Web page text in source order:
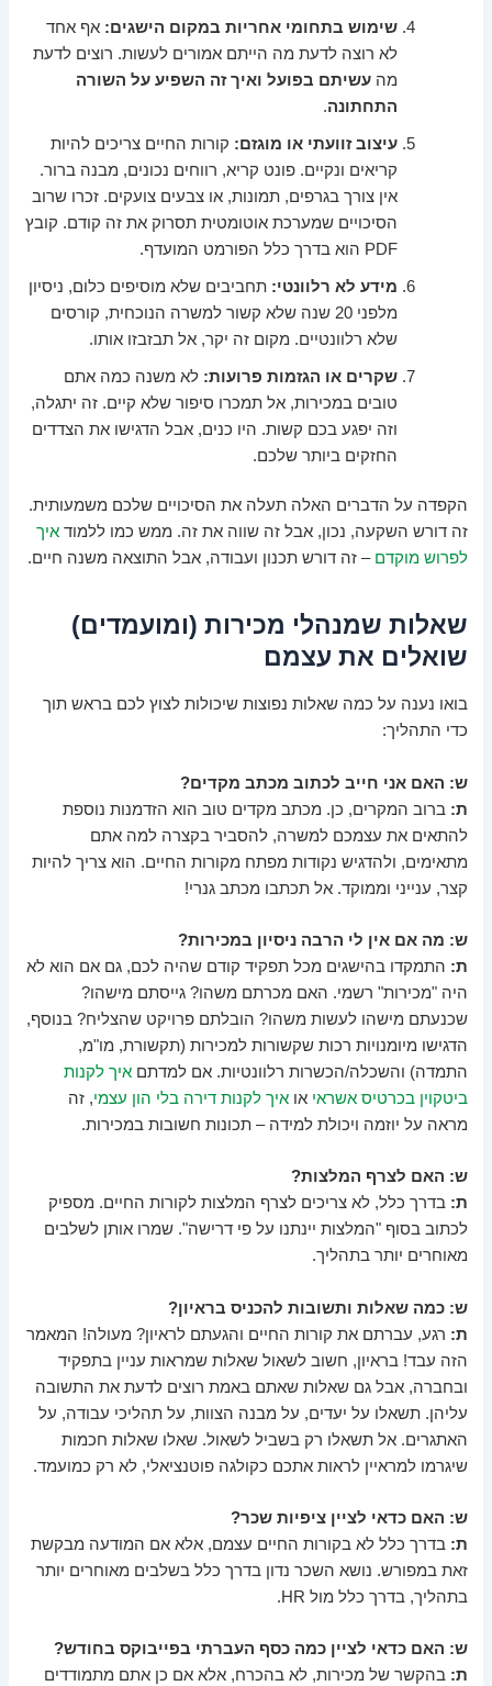
שימוש בתחומי אחריות במקום הישגים: אף אחד
לא רוצה לדעת מה הייתם אמורים לעשות. רוצים לדעת
מהעשיתם בפועל ואיך זה השפיע על השורה
התחתונה.
עיצוב זוועתי או מוגזם: קורות החיים צריכים להיות
קריאים ונקיים. פונט קריא, רווחים נכונים, מבנה ברור.
אין צורך בגרפים, תמונות, או צבעים צועקים. זכרו שרוב
הסיכויים שמערכת אוטומטית תסרוק את זה קודם. קובץ
PDF הוא בדרך כלל הפורמט המועדף.
מידע לא רלוונטי: תחביבים שלא מוסיפים כלום, ניסיון
מלפני 20 שנה שלא קשור למשרה הנוכחית, קורסים
שלא רלוונטיים. מקום זה יקר, אל תבזבזו אותו.
שקרים או הגזמות פרועות: לא משנה כמה אתם
טובים במכירות, אל תמכרו סיפור שלא קיים. זה יתגלה,
וזה יפגע בכם קשות. היו כנים, אבל הדגישו את הצדדים
החזקים ביותר שלכם.
הקפדה על הדברים האלה תעלה את הסיכויים שלכם משמעותית.
זה דורש השקעה, נכון, אבל זה שווה את זה. ממש כמו ללמודאיך
לפרוש מוקדם – זה דורש תכנון ועבודה, אבל התוצאה משנה חיים.
שאלות שמנהלי מכירות (ומועמדים)
שואלים את עצמם
בואו נענה על כמה שאלות נפוצות שיכולות לצוץ לכם בראש תוך
כדי התהליך:
ש: האם אני חייב לכתוב מכתב מקדים?
ת: ברוב המקרים, כן. מכתב מקדים טוב הוא הזדמנות נוספת
להתאים את עצמכם למשרה, להסביר בקצרה למה אתם
מתאימים, ולהדגיש נקודות מפתח מקורות החיים. הוא צריך להיות
קצר, ענייני וממוקד. אל תכתבו מכתב גנרי!
ש: מה אם אין לי הרבה ניסיון במכירות?
ת: התמקדו בהישגים מכל תפקיד קודם שהיה לכם, גם אם הוא לא
היה "מכירות" רשמי. האם מכרתם משהו? גייסתם מישהו?
שכנעתם מישהו לעשות משהו? הובלתם פרויקט שהצליח? בנוסף,
הדגישו מיומנויות רכות שקשורות למכירות (תקשורת, מו"מ,
התמדה) והשכלה/הכשרות רלוונטיות. אם למדתםאיך לקנות
ביטקוין בכרטיס אשראי אואיך לקנות דירה בלי הון עצמי, זה
מראה על יוזמה ויכולת למידה – תכונות חשובות במכירות.
ש: האם לצרף המלצות?
ת: בדרך כלל, לא צריכים לצרף המלצות לקורות החיים. מספיק
לכתוב בסוף "המלצות יינתנו על פי דרישה". שמרו אותן לשלבים
מאוחרים יותר בתהליך.
ש: כמה שאלות ותשובות להכניס בראיון?
ת: רגע, עברתם את קורות החיים והגעתם לראיון? מעולה! המאמר
הזה עבד! בראיון, חשוב לשאול שאלות שמראות עניין בתפקיד
ובחברה, אבל גם שאלות שאתם באמת רוצים לדעת את התשובה
עליהן. תשאלו על יעדים, על מבנה הצוות, על תהליכי עבודה, על
האתגרים. אל תשאלו רק בשביל לשאול. שאלו שאלות חכמות
שיגרמו למראיין לראות אתכם כקולגה פוטנציאלי, לא רק כמועמד.
ש: האם כדאי לציין ציפיות שכר?
ת: בדרך כלל לא בקורות החיים עצמם, אלא אם המודעה מבקשת
זאת במפורש. נושא השכר נדון בדרך כלל בשלבים מאוחרים יותר
בתהליך, בדרך כלל מול HR.
ש: האם כדאי לציין כמה כסף העברתי בפייבוקס בחודש?
ת: בהקשר של מכירות, לא בהכרח, אלא אם כן אתם מתמודדים